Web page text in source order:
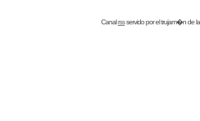
Canalrssservido por eltrujam�nde